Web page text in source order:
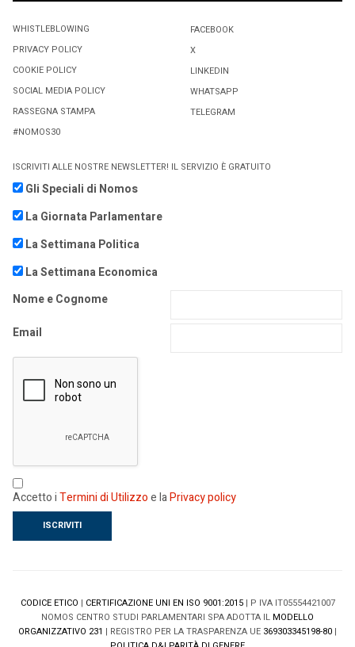
WHISTLEBLOWING
PRIVACY POLICY
COOKIE POLICY
SOCIAL MEDIA POLICY
RASSEGNA STAMPA
#NOMOS30
FACEBOOK
X
LINKEDIN
WHATSAPP
TELEGRAM
ISCRIVITI ALLE NOSTRE NEWSLETTER! IL SERVIZIO È GRATUITO
Gli Speciali di Nomos
La Giornata Parlamentare
La Settimana Politica
La Settimana Economica
Nome e Cognome
Email
Accetto iTermini di Utilizzoe laPrivacy policy
CODICE ETICO | CERTIFICAZIONE UNI EN ISO 9001:2015| P IVA IT05554421007
NOMOS CENTRO STUDI PARLAMENTARI SPA ADOTTA IL MODELLO
ORGANIZZATIVO 231 | REGISTRO PER LA TRASPARENZA UE 369303345198-80 |